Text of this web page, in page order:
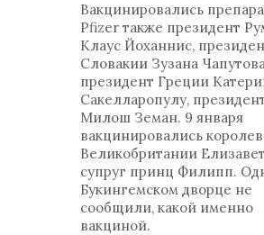
Вакцинировались
Pfizer также президент
Клаус Йоханнис,
Словакии Зузана
президент Греции
Сакелларопулу,
Милош Земан. 9 января
вакцинировались
Великобритании
супруг принц Филипп.
Букингемском дворце не
сообщили, какой именно
вакциной.